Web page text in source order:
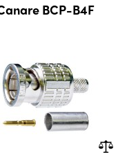
BCP-B4F